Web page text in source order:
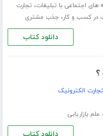
اجتماعی با تبلیغات، تجارت
در کسب و کار، جذب مشتری
دانلود کتاب
؟
الکترونیک
، علم بازاریابی